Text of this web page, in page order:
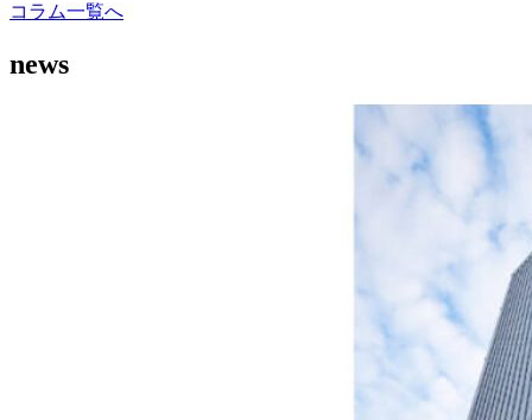
コラム一覧へ
news